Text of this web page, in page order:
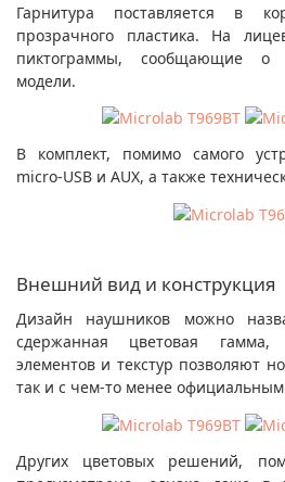
Гарнитура поставляется в
прозрачного пластика. На
пиктограммы, сообщающие о
модели.
В комплект, помимо самого
micro-USB и AUX, а также
Внешний вид и конструкция
Дизайн наушников можно
сдержанная цветовая гамма,
элементов и текстур позволяют
так и с чем-то менее
Других цветовых решений,